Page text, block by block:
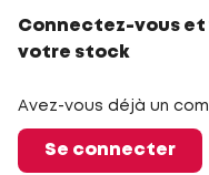
Connectez-vous
votre stock
Avez-vous déjà un
Se connecter